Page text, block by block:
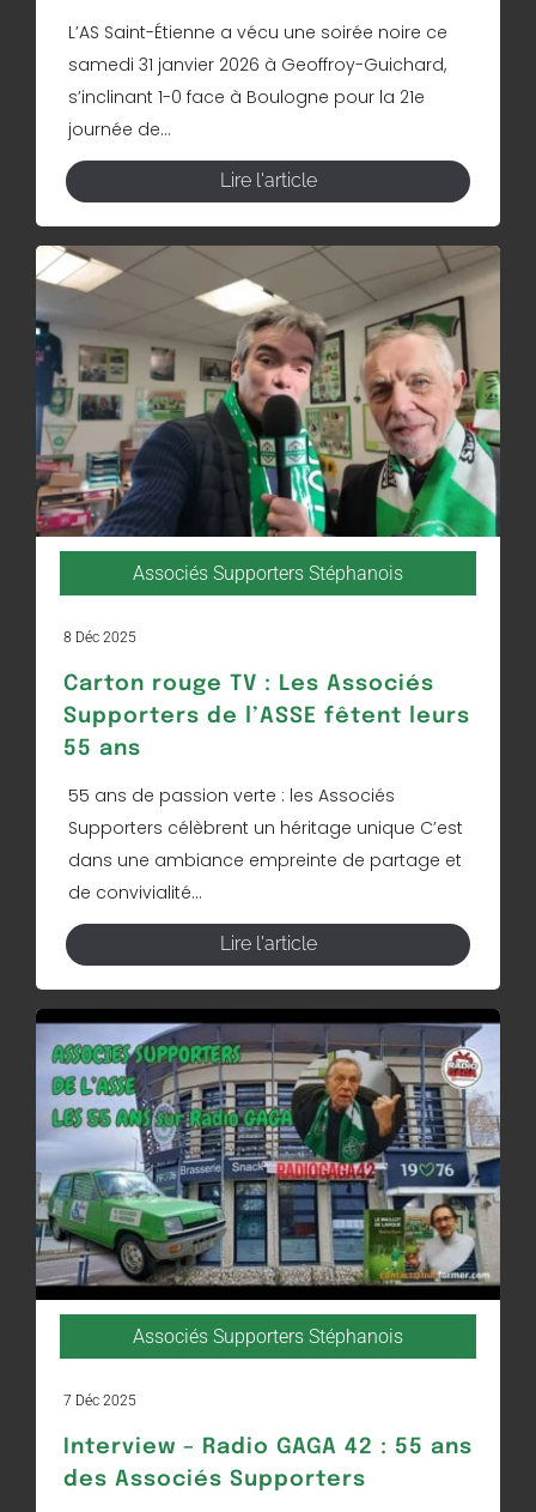
L’AS Saint-Étienne a vécu une soirée noire ce
samedi 31 janvier 2026 à Geoffroy-Guichard,
s’inclinant 1-0 face à Boulogne pour la 21e
journée de...
Lire l'article
Associés Supporters Stéphanois
8 Déc 2025
Carton rouge TV : Les Associés
Supporters de l’ASSE fêtent leurs
55 ans
55 ans de passion verte : les Associés
Supporters célèbrent un héritage unique C’est
dans une ambiance empreinte de partage et
de convivialité...
Lire l'article
Associés Supporters Stéphanois
7 Déc 2025
Interview – Radio GAGA 42 : 55 ans
des Associés Supporters